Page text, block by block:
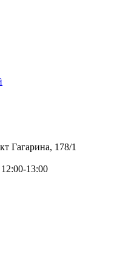
Гагарина, 178/1
13:00